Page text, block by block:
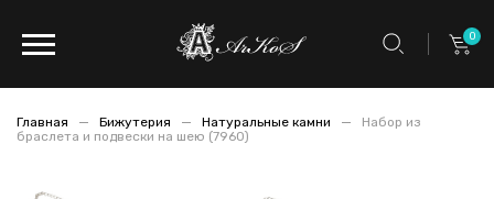
0
Главная Бижутерия Натуральные камни
Набор из
браслета и подвески на шею (7960)